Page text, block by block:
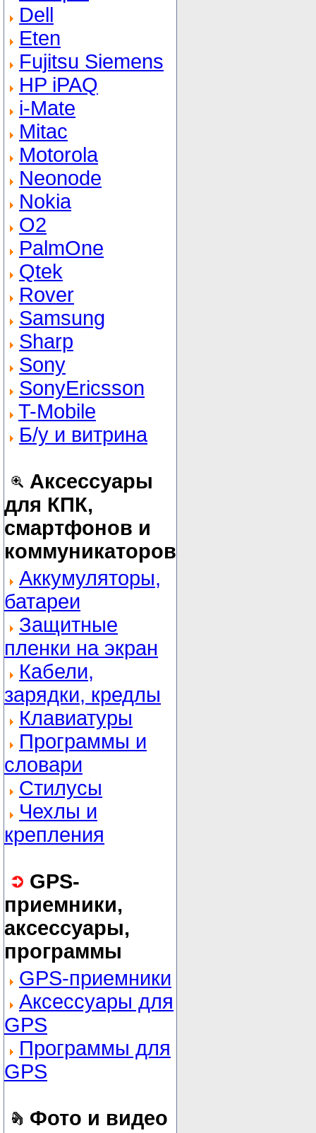
Dell
Eten
Fujitsu Siemens
HP iPAQ
i-Mate
Mitac
Motorola
Neonode
Nokia
O2
PalmOne
Qtek
Rover
Samsung
Sharp
Sony
SonyEricsson
T-Mobile
Б/у и витрина
Аксессуары
для КПК,
смартфонов и
коммуникаторов
Аккумуляторы,
батареи
Защитные
пленки на экран
Кабели,
зарядки, кредлы
Клавиатуры
Программы и
словари
Стилусы
Чехлы и
крепления
GPS-
приемники,
аксессуары,
программы
GPS-приемники
Аксессуары для
GPS
Программы для
GPS
Фото и видео